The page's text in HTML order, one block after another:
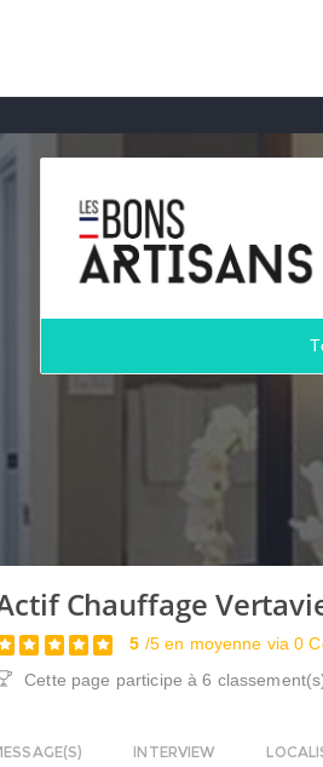
Chauffage
5 /5 en moyenne via 0
Cette page participe à 6
INTERVIEW